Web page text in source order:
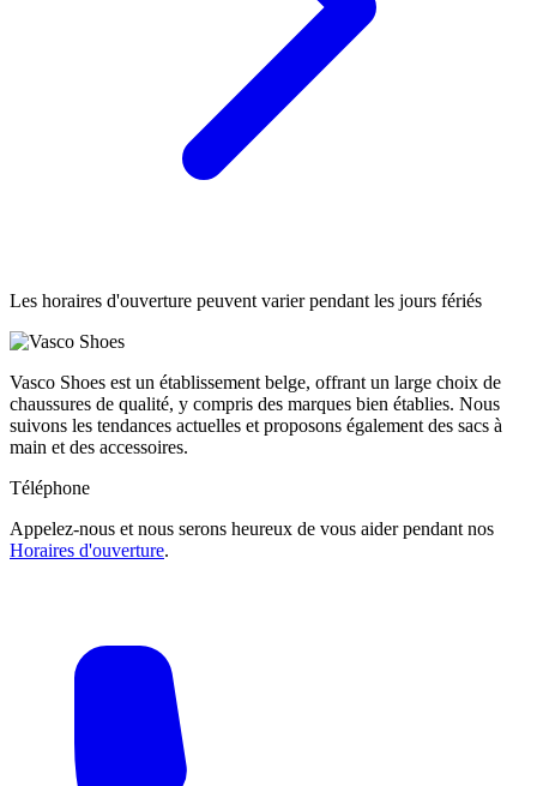
Les horaires d'ouverture peuvent varier pendant les jours fériés
Vasco Shoes est un établissement belge, offrant un large choix de
chaussures de qualité, y compris des marques bien établies. Nous
suivons les tendances actuelles et proposons également des sacs à
main et des accessoires.
Téléphone
Appelez-nous et nous serons heureux de vous aider pendant nos
Horaires d'ouverture.